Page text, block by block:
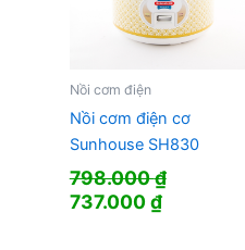
Nồi cơm điện
Nồi cơm điện cơ
Sunhouse SH830
798.000₫
Giá
737.000₫Giá